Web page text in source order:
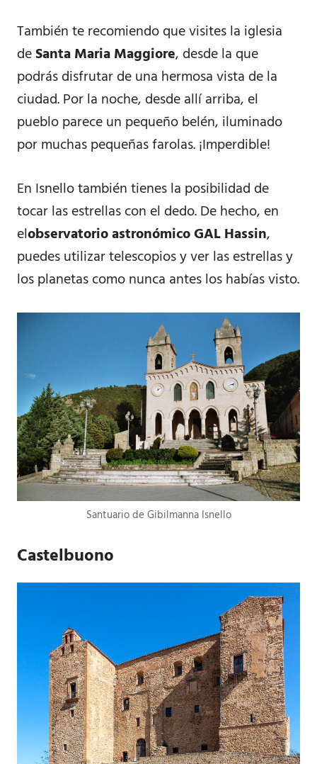
También te recomiendo que visites la iglesia
deSanta Maria Maggiore, desde la que
podrás disfrutar de una hermosa vista de la
ciudad. Por la noche, desde allí arriba, el
pueblo parece un pequeño belén, iluminado
por muchas pequeñas farolas. ¡Imperdible!
En Isnello también tienes la posibilidad de
tocar las estrellas con el dedo. De hecho, en
elobservatorio astronómicoGAL Hassin,
puedes utilizar telescopios y ver las estrellas y
los planetas como nunca antes los habías visto.
Santuario de Gibilmanna Isnello
Castelbuono